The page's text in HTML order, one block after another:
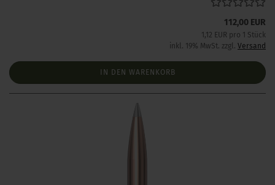
112,00 EUR
1,12 EUR pro 1 Stück
inkl. 19% MwSt. zzgl. Versand
IN DEN WARENKORB